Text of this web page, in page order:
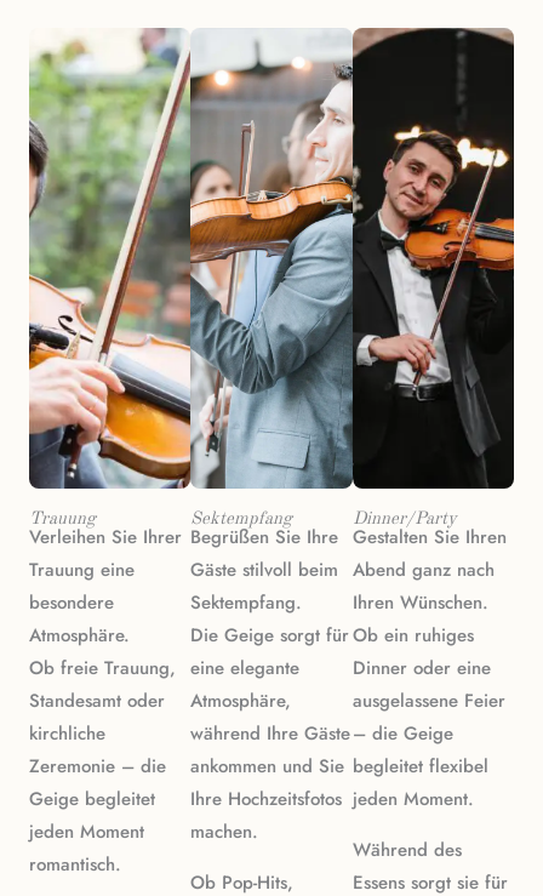
Trauung
Verleihen Sie Ihrer
Trauung eine
besondere
Atmosphäre.
Ob freie Trauung,
Standesamt oder
kirchliche
Zeremonie – die
Geige begleitet
jeden Moment
romantisch.
Sektempfang
Begrüßen Sie Ihre
Gäste stilvoll beim
Sektempfang.
Die Geige sorgt für
eine elegante
Atmosphäre,
während Ihre Gäste
ankommen und Sie
Ihre Hochzeitsfotos
machen.
Ob Pop-Hits,
Dinner/Party
Gestalten Sie Ihren
Abend ganz nach
Ihren Wünschen.
Ob ein ruhiges
Dinner oder eine
ausgelassene Feier
– die Geige
begleitet flexibel
jeden Moment.
Während des
Essens sorgt sie für